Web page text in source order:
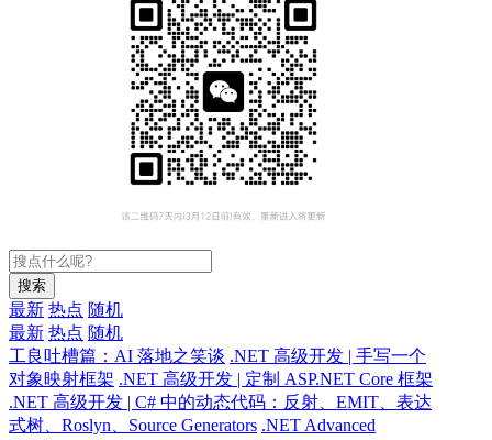
搜索
最新 热点 随机
最新 热点 随机
工良吐槽篇：AI 落地之笑谈 .NET 高级开发 | 手写一个
对象映射框架 .NET 高级开发 | 定制 ASP.NET Core 框架
.NET 高级开发 | C# 中的动态代码：反射、EMIT、表达
式树、Roslyn、Source Generators .NET Advanced